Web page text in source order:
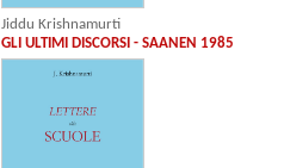
Jiddu Krishnamurti
GLI ULTIMI DISCORSI - SAANEN 1985